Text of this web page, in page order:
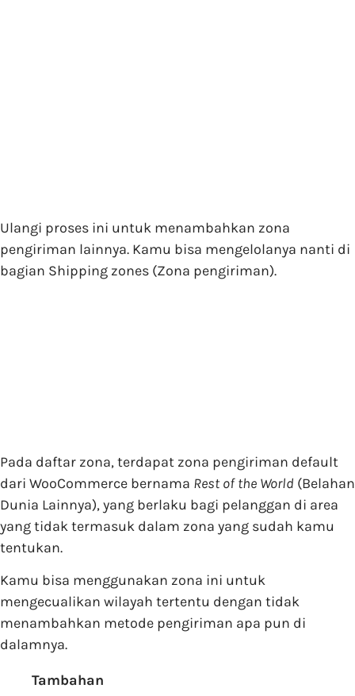
Ulangi proses ini untuk menambahkan zona
pengiriman lainnya. Kamu bisa mengelolanya nanti di
bagian Shipping zones (Zona pengiriman).
Pada daftar zona, terdapat zona pengiriman default
dari WooCommerce bernama Rest of the World (Belahan
Dunia Lainnya), yang berlaku bagi pelanggan di area
yang tidak termasuk dalam zona yang sudah kamu
tentukan.
Kamu bisa menggunakan zona ini untuk
mengecualikan wilayah tertentu dengan tidak
menambahkan metode pengiriman apa pun di
dalamnya.
Tambahan